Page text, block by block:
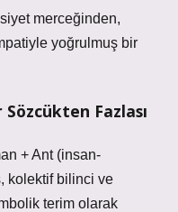
merceğinden,
yoğrulmuş bir
Fazlası
+ Ant (insan-
kolektif bilinci ve
terim olarak